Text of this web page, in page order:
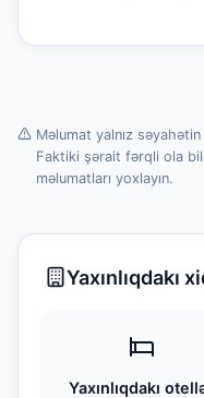
Məlumat yalnız səyahətin
Faktiki şərait fərqli ola
məlumatları yoxlayın.
Yaxınlıqdakı
Yaxınlıqdakı